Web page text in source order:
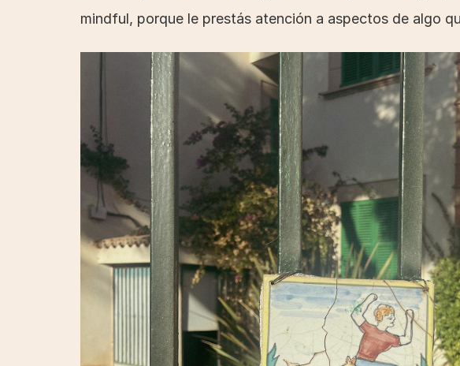
mindful, porque le prestás atención a aspectos de algo